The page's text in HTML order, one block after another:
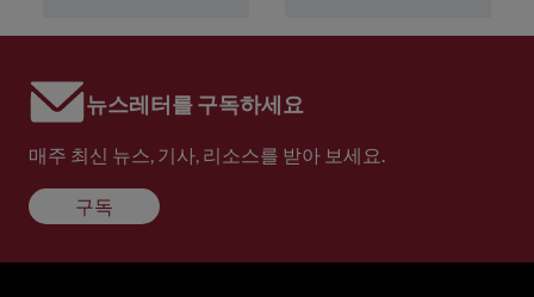
뉴스레터를 구독하세요
매주 최신 뉴스, 기사, 리소스를 받아 보세요.
구독